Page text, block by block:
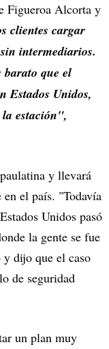
Figueroa Alcorta y
clientes cargar
intermediarios.
barato que el
Estados Unidos,
la estación",
y llevará
en el país. "Todavía
Unidos pasó
la gente se fue
dijo que el caso
de seguridad
un plan muy